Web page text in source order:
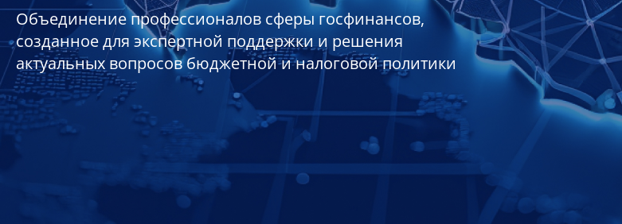
Объединение профессионалов сферы госфинансов,
созданное для экспертной поддержки и решения
актуальных вопросов бюджетной и налоговой политики